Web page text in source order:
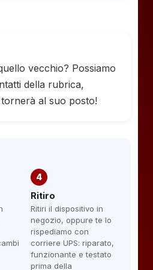
vecchio? Possiamo
della rubrica,
al suo posto!
4
Ritiro
Ritiri il dispositivo in
negozio, oppure te lo
rispediamo con
corriere UPS: riparato,
funzionante e testato
prima della